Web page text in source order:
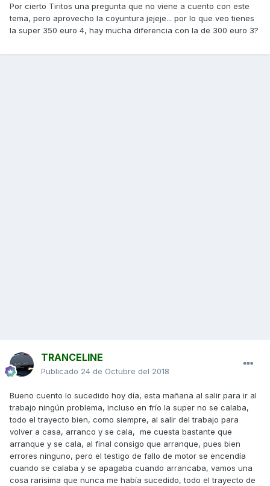
Por cierto Tiritos una pregunta que no viene a cuento con este
tema, pero aprovecho la coyuntura jejeje... por lo que veo tienes
la super 350 euro 4, hay mucha diferencia con la de 300 euro 3?
TRANCELINE
Publicado 24 de Octubre del 2018
Bueno cuento lo sucedido hoy día, esta mañana al salir para ir al
trabajo ningún problema, incluso en frío la super no se calaba,
todo el trayecto bien, como siempre, al salir del trabajo para
volver a casa, arranco y se cala, me cuesta bastante que
arranque y se cala, al final consigo que arranque, pues bien
errores ninguno, pero el testigo de fallo de motor se encendía
cuando se calaba y se apagaba cuando arrancaba, vamos una
cosa rarisima que nunca me había sucedido, todo el trayecto de